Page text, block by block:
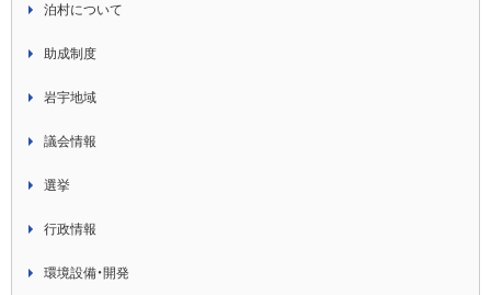
泊村について
助成制度
岩宇地域
議会情報
選挙
行政情報
環境設備・開発